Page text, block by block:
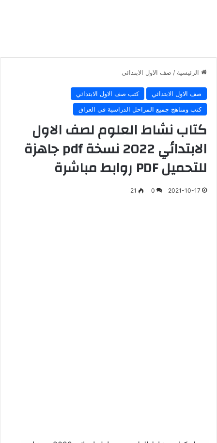
الرئيسية / صف الاول الابتدائي
صف الاول الابتدائي
كتب صف الاول الابتدائي
كتب ومناهج جميع المراحل الدراسية في العراق
كتاب نشاط العلوم لصف الاول
الابتدائي 2022 نسخة pdf جاهزة
للتحميل PDF روابط مباشرة
2021-10-17
0
21